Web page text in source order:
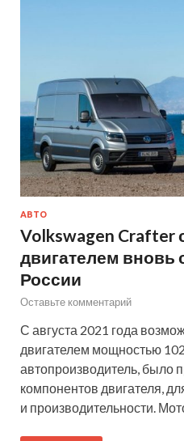
АВТО
Volkswagen Crafter
двигателем вновь
России
Оставьте комментарий
С августа 2021 года
двигателем мощностью
автопроизводитель, было
компонентов двигателя,
и производительности.